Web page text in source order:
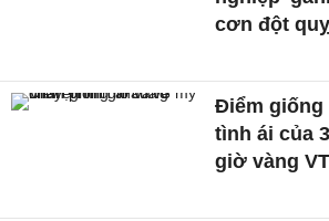
cơn đột quỵ
Điểm giống
tình ái của
giờ vàng